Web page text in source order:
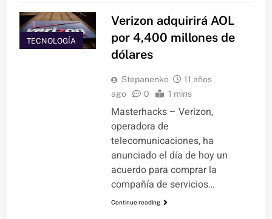
TECNOLOGÍA
Verizon adquirirá AOL
por 4,400 millones de
dólares
Stepanenko
11 años
ago
0 1 mins
Masterhacks – Verizon,
operadora de
telecomunicaciones, ha
anunciado el día de hoy un
acuerdo para comprar la
compañía de servicios…
Continue reading